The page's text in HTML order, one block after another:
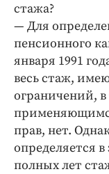
стажа?
— Для
пенсионного
января 1991
весь стаж,
ограничений, в
прав, нет.
определяется
полных лет